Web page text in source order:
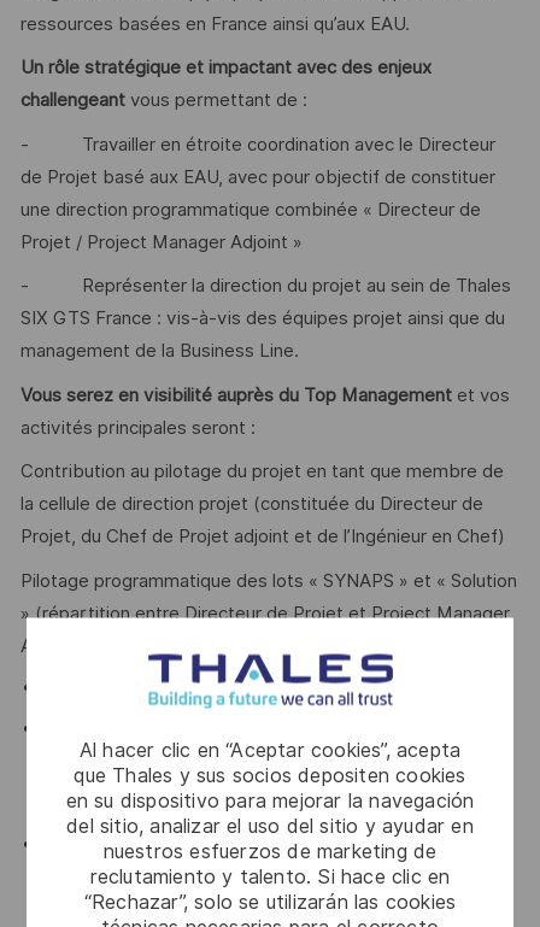
Al hacer clic en “Aceptar cookies”, acepta
que Thales y sus socios depositen cookies
en su dispositivo para mejorar la navegación
del sitio, analizar el uso del sitio y ayudar en
nuestros esfuerzos de marketing de
reclutamiento y talento. Si hace clic en
“Rechazar”, solo se utilizarán las cookies
ressources basées en France ainsi qu’aux EAU.
Un rôle stratégique et impactant avec des enjeux
challengeantvous permettant de :
- Travailler en étroite coordination avec le Directeur
de Projet basé aux EAU, avec pour objectif de constituer
une direction programmatique combinée « Directeur de
Projet / Project Manager Adjoint »
- Représenter la direction du projet au sein de Thales
SIX GTS France : vis-à-vis des équipes projet ainsi que du
management de la Business Line.
Vous serez en visibilité auprès du Top Management et vos
activités principales seront :
Contribution au pilotage du projet en tant que membre de
la cellule de direction projet (constituée du Directeur de
Projet, du Chef de Projet adjoint et de l’Ingénieur en Chef)
Pilotage programmatique des lots « SYNAPS » et « Solution
» (répartition entre Directeur de Projet et Project Manager
Adjoint du pilotage programmatique des lots.
Lot « SYNAPS »
composantes du lot « SYNAPS » conformément à
la gouvernance établie avec la Business Line Radio
Communications Products
Assure la coordination entre les composantes
tactique/aero/soutien/soutien logistique intégré du
lot « SYNAPS »